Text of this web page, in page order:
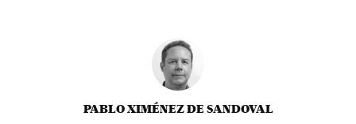
PABLO XIMÉNEZ DE SANDOVAL